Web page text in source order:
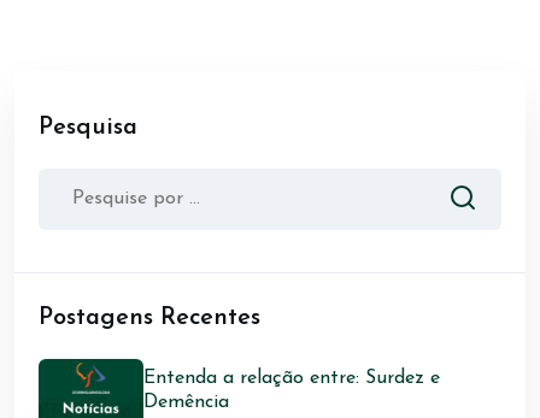
Pesquisa
Postagens Recentes
Entenda a relação entre: Surdez e
Demência